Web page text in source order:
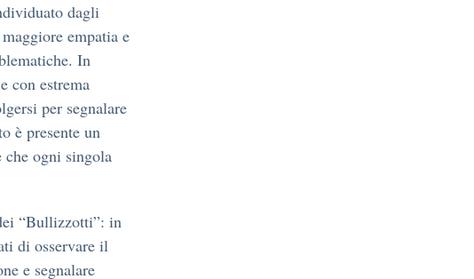
dagli
empatia e
In
con estrema
per segnalare
è presente un
ogni singola
“Bullizzotti”: in
di osservare il
e segnalare